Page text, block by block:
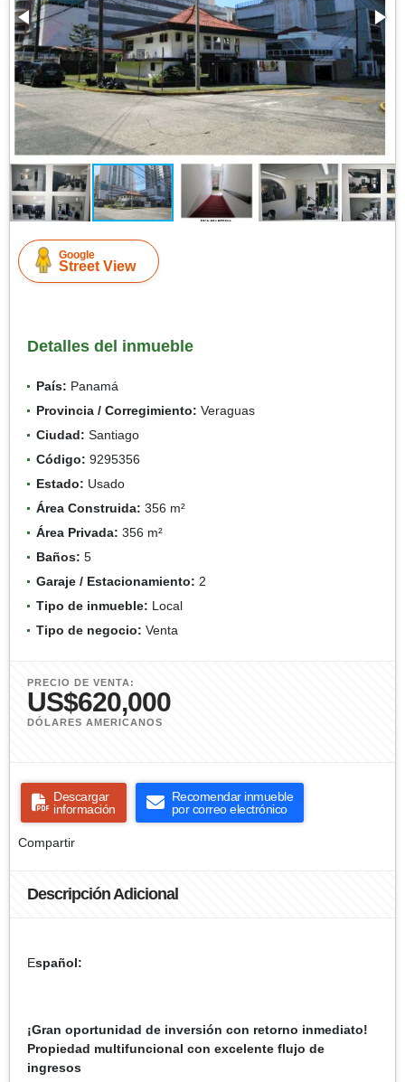
Google
Street View
Detalles del inmueble
País: Panamá
Provincia / Corregimiento: Veraguas
Ciudad: Santiago
Código: 9295356
Estado: Usado
Área Construida: 356 m²
Área Privada: 356 m²
Baños: 5
Garaje / Estacionamiento: 2
Tipo de inmueble: Local
Tipo de negocio: Venta
PRECIO DE VENTA:
US$620,000
DÓLARES AMERICANOS
Descargar
información
Recomendar inmueble
por correo electrónico
Compartir
Descripción Adicional
Español:
¡Gran oportunidad de inversión con retorno inmediato!
Propiedad multifuncional con excelente flujo de
ingresos